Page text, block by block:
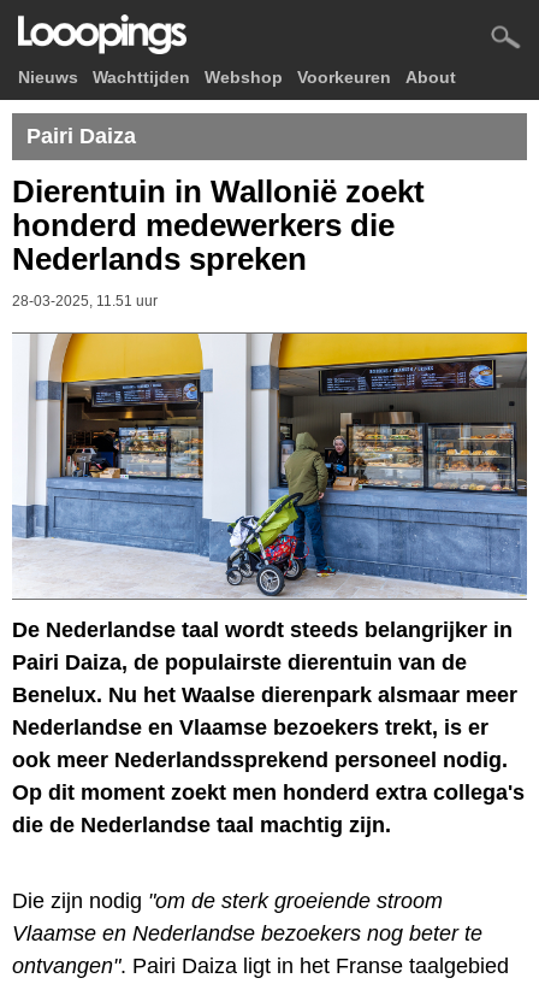
Nieuws Wachttijden Webshop Voorkeuren About
Pairi Daiza
Dierentuin in Wallonië zoekt
honderd medewerkers die
Nederlands spreken
28-03-2025, 11.51 uur
De Nederlandse taal wordt steeds belangrijker in
Pairi Daiza, de populairste dierentuin van de
Benelux. Nu het Waalse dierenpark alsmaar meer
Nederlandse en Vlaamse bezoekers trekt, is er
ook meer Nederlandssprekend personeel nodig.
Op dit moment zoekt men honderd extra collega's
die de Nederlandse taal machtig zijn.
Die zijn nodig "om de sterk groeiende stroom
Vlaamse en Nederlandse bezoekers nog beter te
ontvangen". Pairi Daiza ligt in het Franse taalgebied